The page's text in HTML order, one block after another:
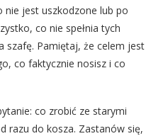
nie jest uszkodzone lub po
co nie spełnia tych
szafę. Pamiętaj, że celem jest
co faktycznie nosisz i co
co zrobić ze starymi
razu do kosza. Zastanów się,